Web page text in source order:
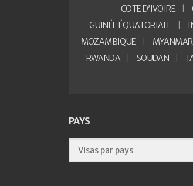
COTE D’IVOIRE
GUINÉE ÉQUATORIALE
MOZAMBIQUE
MYANMAR
RWANDA
SOUDAN
PAYS